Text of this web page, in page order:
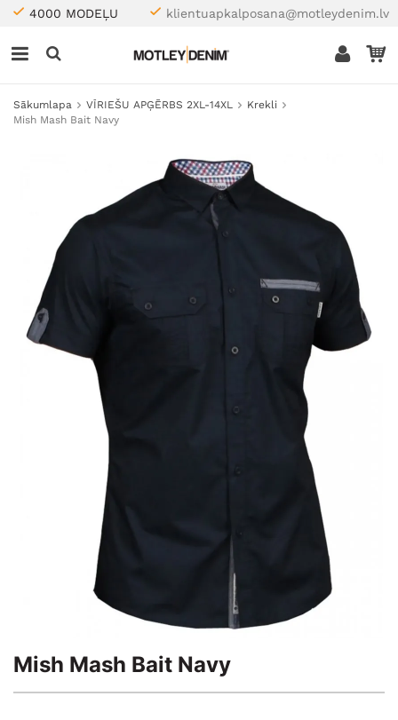
4000 MODEĻU klientuapkalposana@motleydenim.lv
Sākumlapa VĪRIEŠU APĢĒRBS 2XL-14XL
Krekli
Mish Mash Bait Navy
Mish Mash Bait Navy